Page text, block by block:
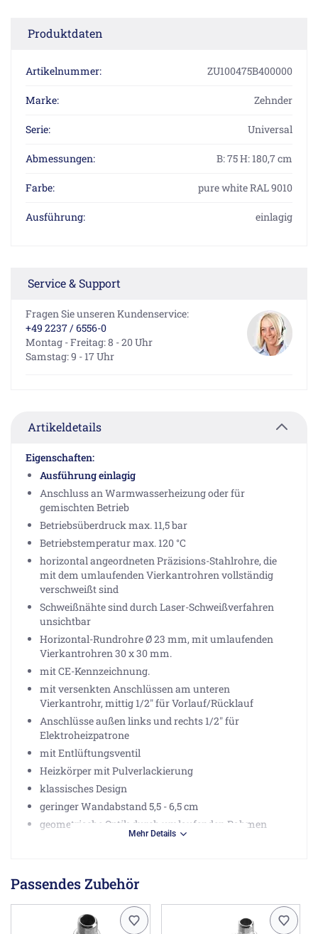
Produktdaten
Artikelnummer: ZU100475B400000
Marke: Zehnder
Serie: Universal
Abmessungen: B: 75 H: 180,7 cm
Farbe: pure white RAL 9010
Ausführung: einlagig
Service & Support
Fragen Sie unseren Kundenservice:
+49 2237 / 6556-0
Montag - Freitag: 8 - 20 Uhr
Samstag: 9 - 17 Uhr
Artikeldetails
Eigenschaften:
Ausführung einlagig
Anschluss an Warmwasserheizung oder für
gemischten Betrieb
Betriebsüberdruck max. 11,5 bar
Betriebstemperatur max. 120 °C
horizontal angeordneten Präzisions-Stahlrohre, die
mit dem umlaufenden Vierkantrohren vollständig
verschweißt sind
Schweißnähte sind durch Laser-Schweißverfahren
unsichtbar
Horizontal-Rundrohre Ø 23 mm, mit umlaufenden
Vierkantrohren 30 x 30 mm.
mit CE-Kennzeichnung.
mit versenkten Anschlüssen am unteren
Vierkantrohr, mittig 1/2" für Vorlauf/Rücklauf
Anschlüsse außen links und rechts 1/2" für
Elektroheizpatrone
mit Entlüftungsventil
Heizkörper mit Pulverlackierung
klassisches Design
geringer Wandabstand 5,5 - 6,5 cm
geometrische Optik durch umlaufenden Rahmen
bei (75/65/20): 1355 Watt
bei (55/45/20): 718 Watt
Mehr Details
Passendes Zubehör